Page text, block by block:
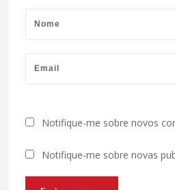
Notifique-me sobre novos
Notifique-me sobre novas